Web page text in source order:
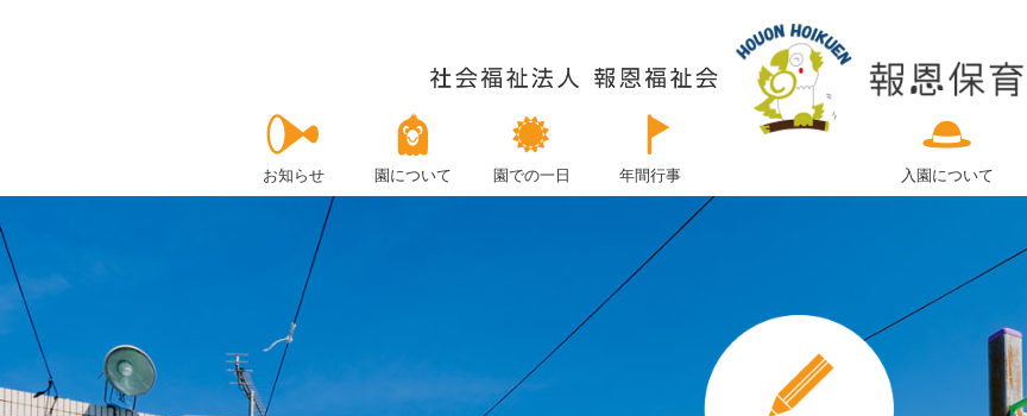
お知らせ 園について 園での一日 年間行事 入園について